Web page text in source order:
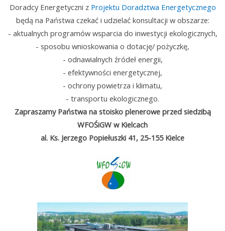
Doradcy Energetyczni z Projektu Doradztwa Energetycznego
będą na Państwa czekać i udzielać konsultacji w obszarze:
- aktualnych programów wsparcia do inwestycji ekologicznych,
- sposobu wnioskowania o dotację/ pożyczkę,
- odnawialnych źródeł energii,
- efektywności energetycznej,
- ochrony powietrza i klimatu,
- transportu ekologicznego.
Zapraszamy Państwa na stoisko plenerowe przed siedzibą
WFOŚiGW w Kielcach
al. Ks. Jerzego Popiełuszki 41, 25-155 Kielce